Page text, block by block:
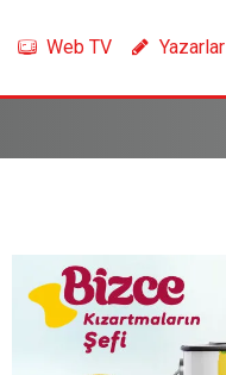
Web TV Yazarlar